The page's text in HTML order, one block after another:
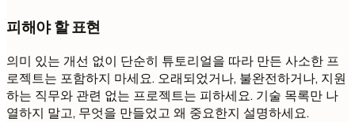
피해야 할 표현
의미 있는 개선 없이 단순히 튜토리얼을 따라 만든 사소한 프
로젝트는 포함하지 마세요. 오래되었거나, 불완전하거나, 지원
하는 직무와 관련 없는 프로젝트는 피하세요. 기술 목록만 나
열하지 말고, 무엇을 만들었고 왜 중요한지 설명하세요.